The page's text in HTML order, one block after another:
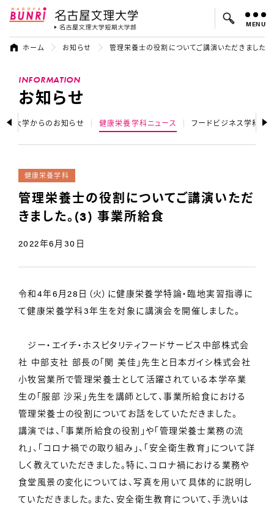
名古屋文理大学 名古屋文理大
よく検索されているキーワード：
MENU
ホーム お知らせ 管理栄養士の役割についてご講演いただきました
INFORMATION
お知らせ
大学からのお知らせ 健康栄養学科ニュース フードビジネス学科ニ
健康栄養学科
管理栄養士の役割についてご講演いただ
きました。(3) 事業所給食
2022年6月30日
令和4年6月28日（火）に健康栄養学特論・臨地実習指導に
て健康栄養学科3年生を対象に講演会を開催しました。
ジー・エイチ・ホスピタリティフードサービス中部株式会
社 中部支社 部長の「関 美佳」先生と日本ガイシ株式会社
小牧営業所で管理栄養士として活躍されている本学卒業
生の「服部 沙采」先生を講師として、事業所給食における
管理栄養士の役割についてお話をしていただきました。
講演では、「事業所給食の役割」や「管理栄養士業務の流
れ」、「コロナ禍での取り組み」、「安全衛生教育」について詳
しく教えていただきました。特に、コロナ禍における業務や
食堂風景の変化については、写真を用いて具体的に説明し
ていただきました。また、安全衛生教育について、手洗いは